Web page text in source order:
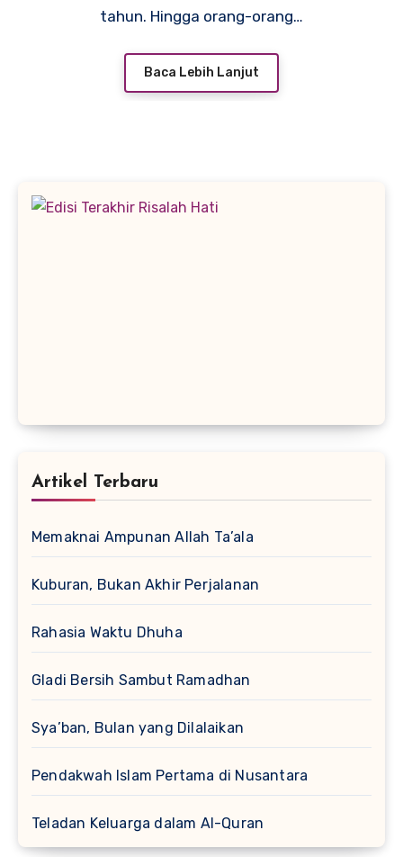
tahun. Hingga orang-orang…
Baca Lebih Lanjut
Artikel Terbaru
Memaknai Ampunan Allah Ta’ala
Kuburan, Bukan Akhir Perjalanan
Rahasia Waktu Dhuha
Gladi Bersih Sambut Ramadhan
Sya’ban, Bulan yang Dilalaikan
Pendakwah Islam Pertama di Nusantara
Teladan Keluarga dalam Al-Quran